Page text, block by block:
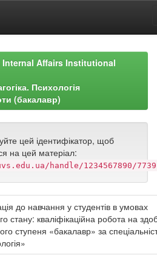
Affairs Institutional
Психологія
(бакалавр)
цей ідентифікатор, щоб
на цей матеріал:
handle/1234567890/7739
до навчання у студентів в умовах
стану: кваліфікаційна робота на
ступеня «бакалавр» за